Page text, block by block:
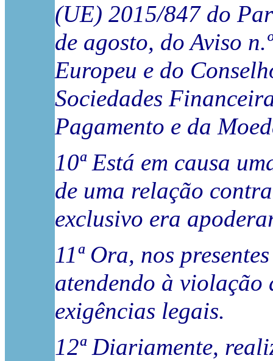
(UE) 2015/847 do
de agosto, do Aviso
Europeu e do
Sociedades
Pagamento e da
10ª Está em causa
de uma relação
exclusivo era
11ª Ora, nos
atendendo à violação
exigências legais.
12ª Diariamente,